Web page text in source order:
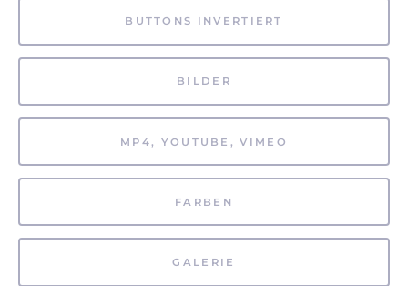
BUTTONS INVERTIERT
BILDER
MP4, YOUTUBE, VIMEO
FARBEN
GALERIE